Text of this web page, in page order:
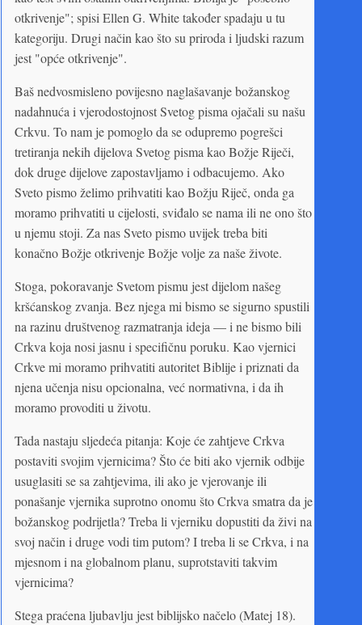
otkrivenje"; spisi Ellen G. White također spadaju u tu
kategoriju. Drugi način kao što su priroda i ljudski razum
jest "opće otkrivenje".
Baš nedvosmisleno povijesno naglašavanje božanskog
nadahnuća i vjerodostojnost Svetog pisma ojačali su našu
Crkvu. To nam je pomoglo da se odupremo pogrešci
tretiranja nekih dijelova Svetog pisma kao Božje Riječi,
dok druge dijelove zapostavljamo i odbacujemo. Ako
Sveto pismo želimo prihvatiti kao Božju Riječ, onda ga
moramo prihvatiti u cijelosti, sviđalo se nama ili ne ono što
u njemu stoji. Za nas Sveto pismo uvijek treba biti
konačno Božje otkrivenje Božje volje za naše živote.
Stoga, pokoravanje Svetom pismu jest dijelom našeg
kršćanskog zvanja. Bez njega mi bismo se sigurno spustili
na razinu društvenog razmatranja ideja — i ne bismo bili
Crkva koja nosi jasnu i specifičnu poruku. Kao vjernici
Crkve mi moramo prihvatiti autoritet Biblije i priznati da
njena učenja nisu opcionalna, već normativna, i da ih
moramo provoditi u životu.
Tada nastaju sljedeća pitanja: Koje će zahtjeve Crkva
postaviti svojim vjernicima? Što će biti ako vjernik odbije
usuglasiti se sa zahtjevima, ili ako je vjerovanje ili
ponašanje vjernika suprotno onomu što Crkva smatra da je
božanskog podrijetla? Treba li vjerniku dopustiti da živi na
svoj način i druge vodi tim putom? I treba li se Crkva, i na
mjesnom i na globalnom planu, suprotstaviti takvim
vjernicima?
Stega praćena ljubavlju jest biblijsko načelo (Matej 18).